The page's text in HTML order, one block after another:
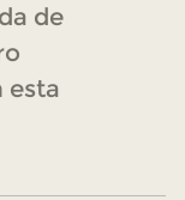
de
esta